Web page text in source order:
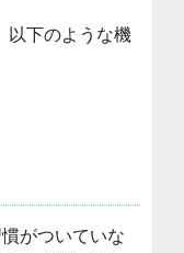
以下のような機
がついていな